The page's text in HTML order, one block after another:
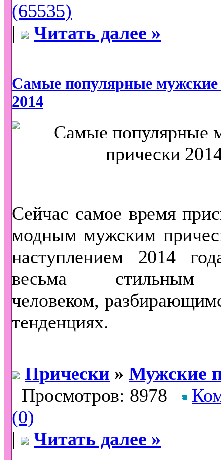
(65535)
|
Читать далее »
Самые популярные мужские
2014
Сейчас самое время
модным мужским
наступлением 2014
весьма стильным
человеком,
тенденциях.
Прически » Мужские
Просмотров: 8978
(0)
|
Читать далее »